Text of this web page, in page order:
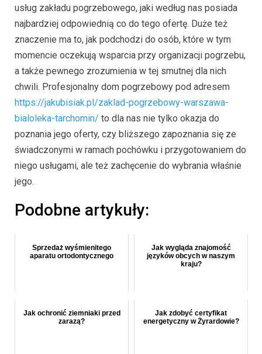
usług zakładu pogrzebowego, jaki według nas posiada
najbardziej odpowiednią co do tego ofertę. Duże też
znaczenie ma to, jak podchodzi do osób, które w tym
momencie oczekują wsparcia przy organizacji pogrzebu,
a także pewnego zrozumienia w tej smutnej dla nich
chwili. Profesjonalny dom pogrzebowy pod adresem
https://jakubisiak.pl/zaklad-pogrzebowy-warszawa-
bialoleka-tarchomin/ to dla nas nie tylko okazja do
poznania jego oferty, czy bliższego zapoznania się ze
świadczonymi w ramach pochówku i przygotowaniem do
niego usługami, ale też zachęcenie do wybrania właśnie
jego.
Podobne artykuły:
Sprzedaż wyśmienitego
aparatu ortodontycznego
Jak wygląda znajomość
języków obcych w naszym
kraju?
Jak ochronić ziemniaki przed
zarazą?
Jak zdobyć certyfikat
energetyczny w Żyrardowie?